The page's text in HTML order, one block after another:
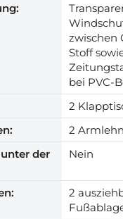
zwischen
Stoff
bei PVC-
2
2
der
Nein
2